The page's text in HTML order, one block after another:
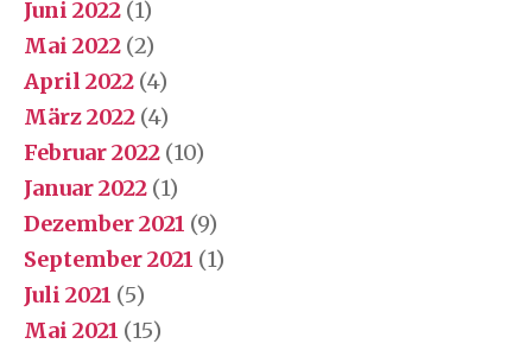
Juni 2022 (1)
Mai 2022 (2)
April 2022 (4)
März 2022 (4)
Februar 2022 (10)
Januar 2022 (1)
Dezember 2021 (9)
September 2021 (1)
Juli 2021 (5)
Mai 2021 (15)